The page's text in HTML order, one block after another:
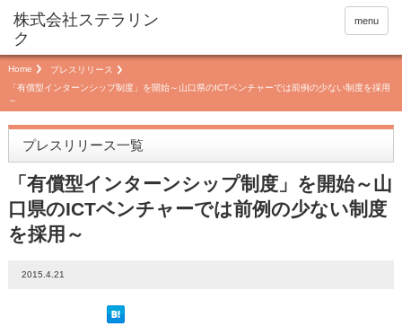
menu
Home
プレスリリース
「有償型インターンシップ制度」を開始～山口県のICTベンチャーでは前例の少ない制度を採用
～
プレスリリース一覧
「有償型インターンシップ制度」を開始～山
口県のICTベンチャーでは前例の少ない制度
を採用～
2015.4.21